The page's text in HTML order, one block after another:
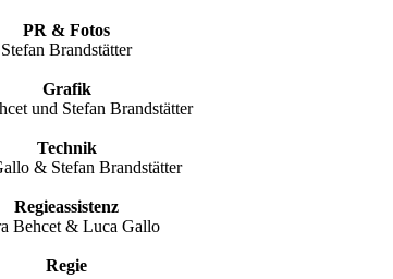
PR & Fotos
Stefan Brandstätter
Grafik
und Stefan Brandstätter
Technik
& Stefan Brandstätter
Regieassistenz
Behcet & Luca Gallo
Regie